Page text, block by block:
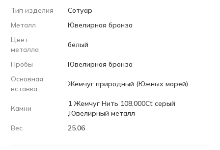
Тип изделия
Сотуар
Металл
Ювелирная бронза
Цвет
металла
белый
Пробы
Ювелирная бронза
Основная
вставка
Жемчуг природный (Южных морей)
Камни
1 Жемчуг Нить 108,000Ct серый
,Ювелирный металл
Вес
25.06